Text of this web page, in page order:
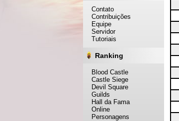
Contato
Contribuições
Equipe
Servidor
Tutoriais
Ranking
Blood Castle
Castle Siege
Devil Square
Guilds
Hall da Fama
Online
Personagens